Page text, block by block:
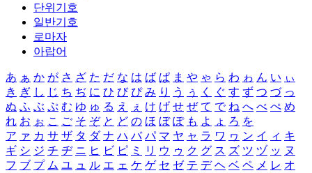
단위기호
일반기호
로마자
아랍어
あ ぁ か が さ ざ た だ な は ば ぱ ま や ゃ ら わ ゎ ん い ぃ
き ぎ し じ ち ぢ に ひ び ぴ み り う ぅ く ぐ す ず つ づ っ
ぬ ふ ぶ ぷ む ゆ ゅ る え ぇ け げ せ ぜ て で ね へ べ ぺ め
れ お ぉ こ ご そ ぞ と ど の ほ ぼ ぽ も よ ょ ろ を
ア ァ カ サ ザ タ ダ ナ ハ バ パ マ ヤ ャ ラ ワ ヮ ン イ ィ キ
ギ シ ジ チ ヂ ニ ヒ ビ ピ ミ リ ウ ゥ ク グ ス ズ ツ ヅ ッ ヌ
フ ブ プ ム ユ ュ ル エ ェ ケ ゲ セ ゼ テ デ ヘ ベ ペ メ レ オ